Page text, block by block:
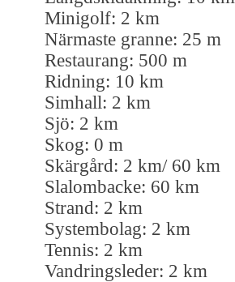
Minigolf: 2 km
Närmaste granne: 25 m
Restaurang: 500 m
Ridning: 10 km
Simhall: 2 km
Sjö: 2 km
Skog: 0 m
Skärgård: 2 km/ 60 km
Slalombacke: 60 km
Strand: 2 km
Systembolag: 2 km
Tennis: 2 km
Vandringsleder: 2 km